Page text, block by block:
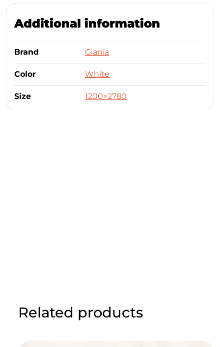
Additional information
Brand Giania
Color White
Size 1200×2780
Related products